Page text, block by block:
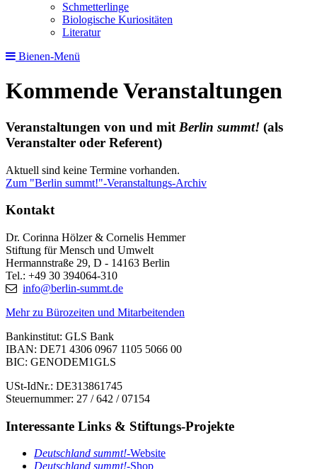
Schmetterlinge
Biologische Kuriositäten
Literatur
Bienen-Menü
Kommende Veranstaltungen
Veranstaltungen von und mit Berlin summt! (als
Veranstalter oder Referent)
Aktuell sind keine Termine vorhanden.
Zum "Berlin summt!"-Veranstaltungs-Archiv
Kontakt
Dr. Corinna Hölzer & Cornelis Hemmer
Stiftung für Mensch und Umwelt
Hermannstraße 29, D - 14163 Berlin
Tel.: +49 30 394064-310
info@berlin-summt.de
Mehr zu Bürozeiten und Mitarbeitenden
Bankinstitut: GLS Bank
IBAN: DE71 4306 0967 1105 5066 00
BIC: GENODEM1GLS
USt-IdNr.: DE313861745
Steuernummer: 27 / 642 / 07154
Interessante Links & Stiftungs-Projekte
Deutschland summt!-Website
Deutschland summt!-Shop